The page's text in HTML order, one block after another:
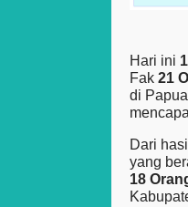
Hari ini
Fak 21
di
Dari
yang
18